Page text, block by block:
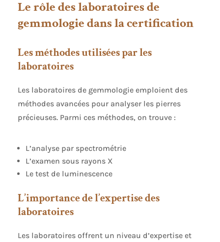
Le rôle des laboratoires de
gemmologie dans la certification
Les méthodes utilisées par les
laboratoires
Les laboratoires de gemmologie emploient des
méthodes avancées pour analyser les pierres
précieuses. Parmi ces méthodes, on trouve :
L’analyse par spectrométrie
L’examen sous rayons X
Le test de luminescence
L’importance de l’expertise des
laboratoires
Les laboratoires offrent un niveau d’expertise et